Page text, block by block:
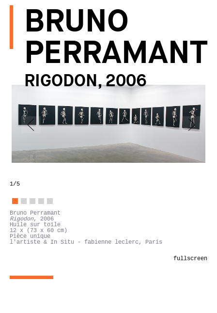
BRUNO
PERRAMANT
RIGODON, 2006
1/5
Bruno Perramant
Rigodon, 2006
Huile sur toile
12 x (73 x 60 cm)
Pièce unique
l'artiste & In Situ - fabienne leclerc, Paris
fullscreen